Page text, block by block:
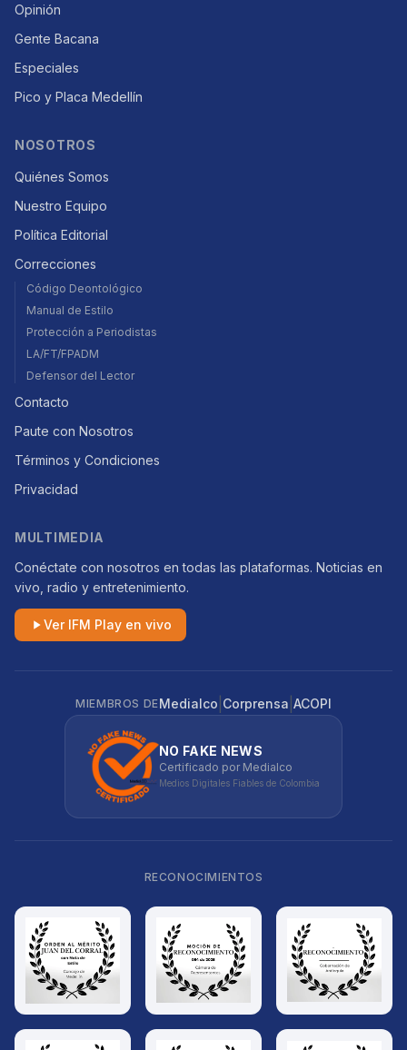
Opinión
Gente Bacana
Especiales
Pico y Placa Medellín
NOSOTROS
Quiénes Somos
Nuestro Equipo
Política Editorial
Correcciones
Código Deontológico
Manual de Estilo
Protección a Periodistas
LA/FT/FPADM
Defensor del Lector
Contacto
Paute con Nosotros
Términos y Condiciones
Privacidad
MULTIMEDIA
Conéctate con nosotros en todas las plataformas. Noticias en
vivo, radio y entretenimiento.
Ver IFM Play en vivo
MIEMBROS DEMedialco Corprensa ACOPI
NO FAKE NEWS
Certificado por Medialco
Medios Digitales Fiables de Colombia
RECONOCIMIENTOS